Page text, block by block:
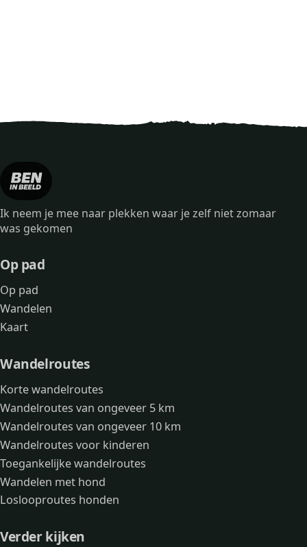
Ik neem je mee naar plekken waar je zelf niet zomaar
was gekomen
Op pad
Op pad
Wandelen
Kaart
Wandelroutes
Korte wandelroutes
Wandelroutes van ongeveer 5 km
Wandelroutes van ongeveer 10 km
Wandelroutes voor kinderen
Toegankelijke wandelroutes
Wandelen met hond
Loslooproutes honden
Verder kijken